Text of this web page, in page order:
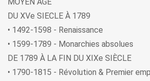
DU XVe SIECLE À 1789
• 1492-1598 - Renaissance
• 1599-1789 - Monarchies absolues
DE 1789 À LA FIN DU XIXe SIÈCLE
• 1790-1815 - Révolution & Premier